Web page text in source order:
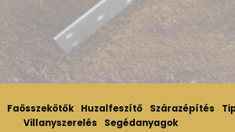
Faösszekötők Huzalfeszítő Szárazépítés
Villanyszerelés
Segédanyagok